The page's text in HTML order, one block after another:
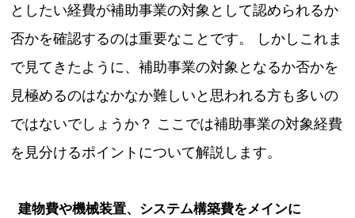
としたい経費が補助事業の対象として認められるか
否かを確認するのは重要なことです。 しかしこれま
で見てきたように、補助事業の対象となるか否かを
見極めるのはなかなか難しいと思われる方も多いの
ではないでしょうか？ ここでは補助事業の対象経費
を見分けるポイントについて解説します。
建物費や機械装置、システム構築費をメインに